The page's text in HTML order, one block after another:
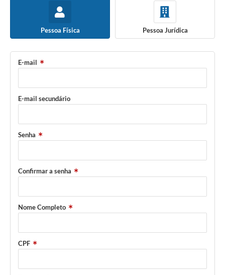
Pessoa Física Pessoa Jurídica
E-mail
E-mail secundário
Senha
Confirmar a senha
Nome Completo
CPF